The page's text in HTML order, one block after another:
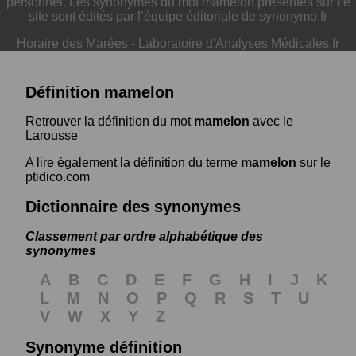
site sont édités par l’équipe éditoriale de synonymo.fr
Horaire des Marées - Laboratoire d'Analyses Médicales.fr
Définition mamelon
Retrouver la définition du mot mamelon avec le
Larousse
A lire également la définition du terme mamelon sur le
ptidico.com
Dictionnaire des synonymes
Classement par ordre alphabétique des
synonymes
A B C D E F G H I J
K
L
M N O P Q R S T
U
V
W X Y
Z
Synonyme définition